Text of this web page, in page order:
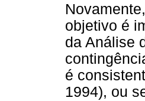
objetivo é
da Análise
é
1994), ou